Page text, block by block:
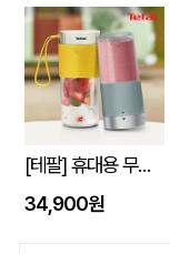
[테팔] 휴대용 무선 믹서기 라이트믹스 (노랑/민트) 색상선택
34,900원